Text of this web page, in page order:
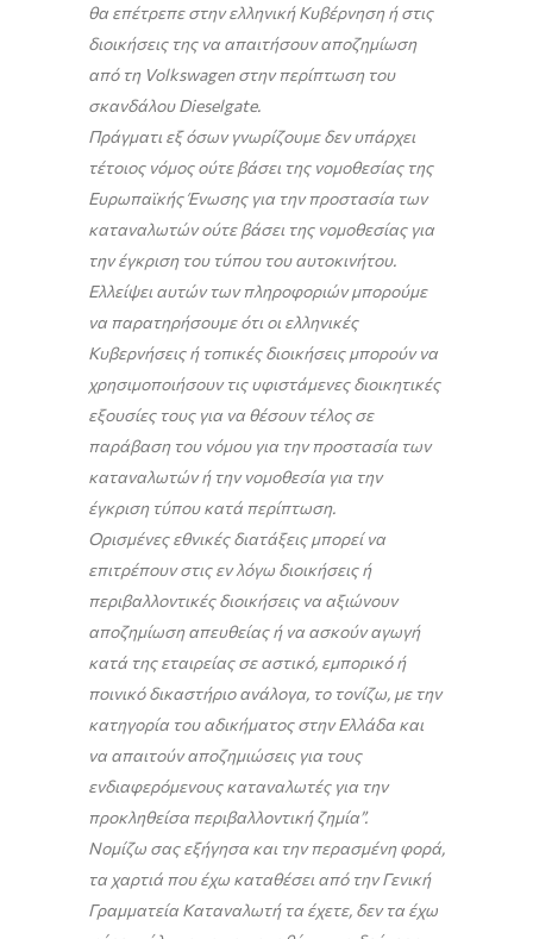
θα επέτρεπε στην ελληνική Κυβέρνηση ή στις
διοικήσεις της να απαιτήσουν αποζημίωση
από τη Volkswagen στην περίπτωση του
σκανδάλου Dieselgate.
Πράγματι εξ όσων γνωρίζουμε δεν υπάρχει
τέτοιος νόμος ούτε βάσει της νομοθεσίας της
Ευρωπαϊκής Ένωσης για την προστασία των
καταναλωτών ούτε βάσει της νομοθεσίας για
την έγκριση του τύπου του αυτοκινήτου.
Ελλείψει αυτών των πληροφοριών μπορούμε
να παρατηρήσουμε ότι οι ελληνικές
Κυβερνήσεις ή τοπικές διοικήσεις μπορούν να
χρησιμοποιήσουν τις υφιστάμενες διοικητικές
εξουσίες τους για να θέσουν τέλος σε
παράβαση του νόμου για την προστασία των
καταναλωτών ή την νομοθεσία για την
έγκριση τύπου κατά περίπτωση.
Ορισμένες εθνικές διατάξεις μπορεί να
επιτρέπουν στις εν λόγω διοικήσεις ή
περιβαλλοντικές διοικήσεις να αξιώνουν
αποζημίωση απευθείας ή να ασκούν αγωγή
κατά της εταιρείας σε αστικό, εμπορικό ή
ποινικό δικαστήριο ανάλογα, το τονίζω, με την
κατηγορία του αδικήματος στην Ελλάδα και
να απαιτούν αποζημιώσεις για τους
ενδιαφερόμενους καταναλωτές για την
προκληθείσα περιβαλλοντική ζημία”.
Νομίζω σας εξήγησα και την περασμένη φορά,
τα χαρτιά που έχω καταθέσει από την Γενική
Γραμματεία Καταναλωτή τα έχετε, δεν τα έχω